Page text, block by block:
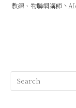
教練、物聯網講師丶